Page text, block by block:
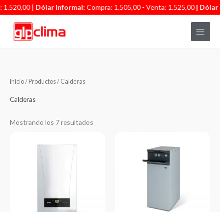
|Dólar Informal:Compra: 1.505,00 - Venta: 1.525,00| Dólar
Ir
contenido
Inicio/ Productos/ Calderas
Calderas
Mostrando los 7 resultados